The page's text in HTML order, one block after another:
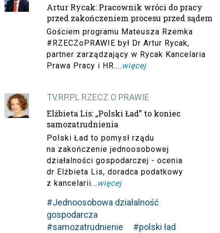
Artur Rycak: Pracownik wróci do pracy
przed zakończeniem procesu przed sądem
Gościem programu Mateusza Rzemka
#RZECZoPRAWIE był Dr Artur Rycak,
partner zarządzający w Rycak Kancelaria
Prawa Pracy i HR .... więcej
TV.RP.PL RZECZ O PRAWIE
Elżbieta Lis: „Polski Ład” to koniec
samozatrudnienia
Polski Ład to pomysł rządu
na zakończenie jednoosobowej
działalności gospodarczej - ocenia
dr Elżbieta Lis, doradca podatkowy
z kancelarii... więcej
#Jednoosobowa działalność
gospodarcza
#samozatrudnienie
#polski ład